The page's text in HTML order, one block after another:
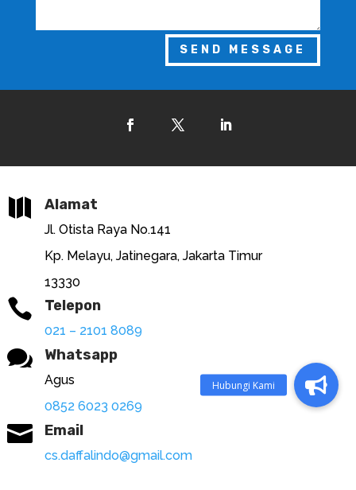
SEND MESSAGE
 Alamat
Jl. Otista Raya No.141
Kp. Melayu, Jatinegara, Jakarta Timur
13330
 Telepon
021 – 2101 8089
 Whatsapp
Agus
0852 6023 0269
 Email
cs.daffalindo@gmail.com